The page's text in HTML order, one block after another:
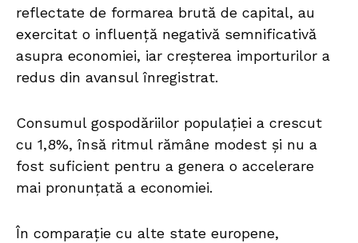
reflectate de formarea brută de capital, au
exercitat o influență negativă semnificativă
asupra economiei, iar creșterea importurilor a
redus din avansul înregistrat.
Consumul gospodăriilor populației a crescut
cu 1,8%, însă ritmul rămâne modest și nu a
fost suficient pentru a genera o accelerare
mai pronunțată a economiei.
În comparație cu alte state europene,